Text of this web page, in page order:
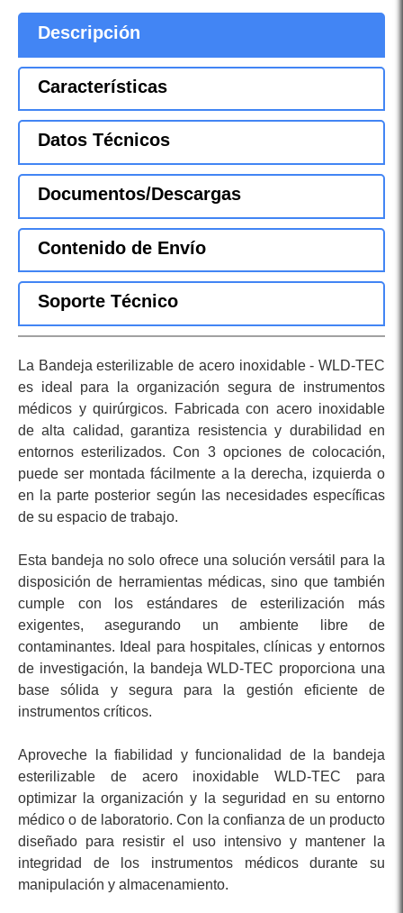
Descripción
Características
Datos Técnicos
Documentos/Descargas
Contenido de Envío
Soporte Técnico
La Bandeja esterilizable de acero inoxidable - WLD-TEC
es ideal para la organización segura de instrumentos
médicos y quirúrgicos. Fabricada con acero inoxidable
de alta calidad, garantiza resistencia y durabilidad en
entornos esterilizados. Con 3 opciones de colocación,
puede ser montada fácilmente a la derecha, izquierda o
en la parte posterior según las necesidades específicas
de su espacio de trabajo.
Esta bandeja no solo ofrece una solución versátil para la
disposición de herramientas médicas, sino que también
cumple con los estándares de esterilización más
exigentes, asegurando un ambiente libre de
contaminantes. Ideal para hospitales, clínicas y entornos
de investigación, la bandeja WLD-TEC proporciona una
base sólida y segura para la gestión eficiente de
instrumentos críticos.
Aproveche la fiabilidad y funcionalidad de la bandeja
esterilizable de acero inoxidable WLD-TEC para
optimizar la organización y la seguridad en su entorno
médico o de laboratorio. Con la confianza de un producto
diseñado para resistir el uso intensivo y mantener la
integridad de los instrumentos médicos durante su
manipulación y almacenamiento.